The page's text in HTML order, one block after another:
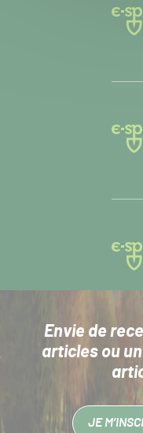
Envie de
articlesou
JE